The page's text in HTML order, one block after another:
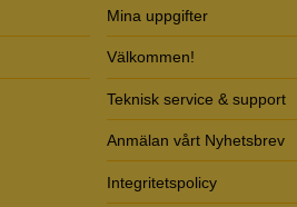
Mina uppgifter
Välkommen!
Teknisk service & support
Anmälan vårt Nyhetsbrev
Integritetspolicy